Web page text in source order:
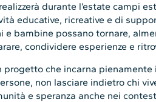
durante l’estate campi
educative, ricreative e di
e bambine possano tornare,
condividere esperienze e
progetto che incarna
non lasciare indietro chi
e speranza anche nei